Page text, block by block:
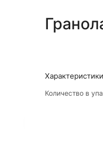
Характеристики
Количество в